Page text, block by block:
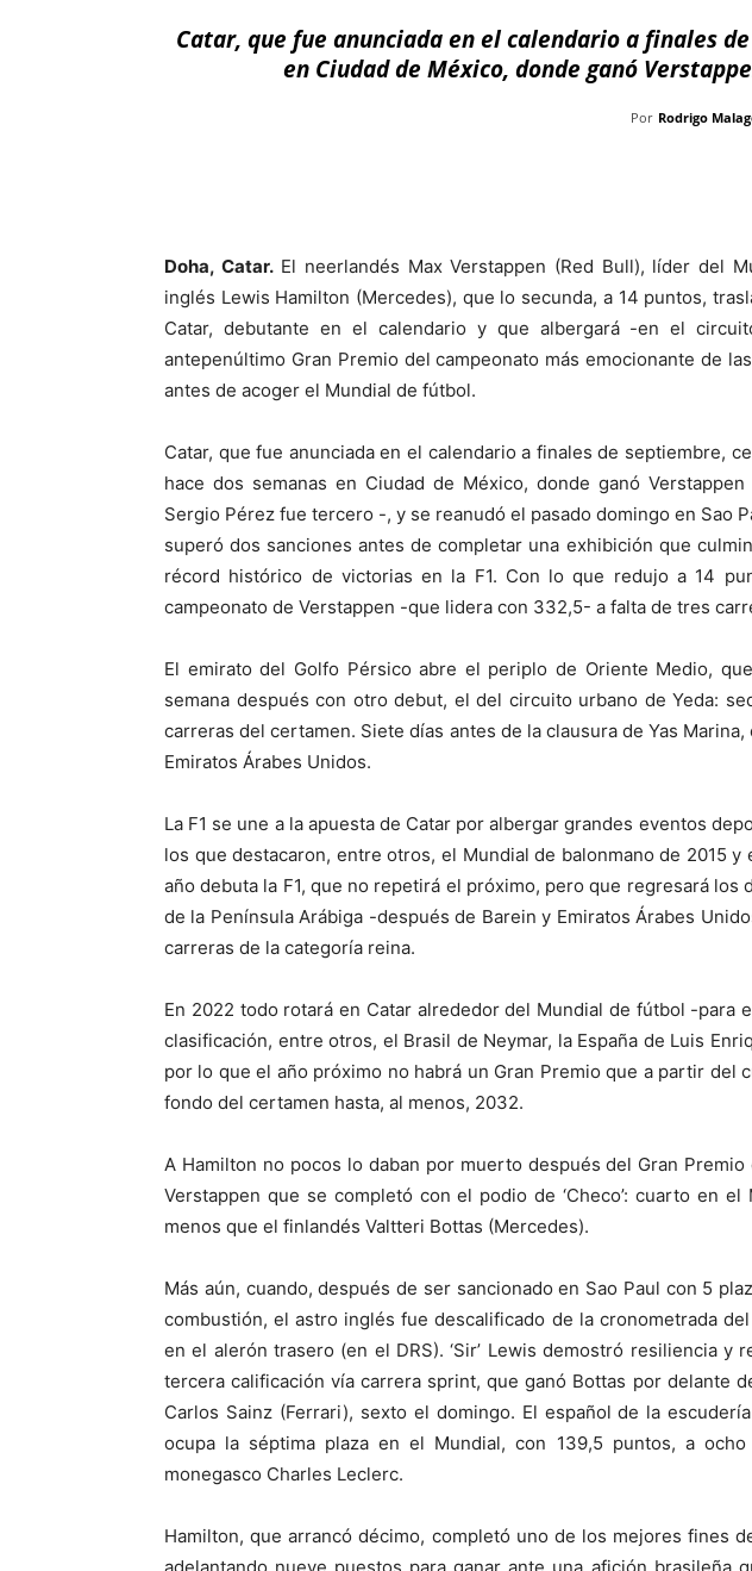
Catar, que fue anunciada en el calendario a finales
en Ciudad de México, donde ganó
Por Rodrigo
Doha, Catar.El neerlandés Max Verstappen (Red Bull), líder del
inglés Lewis Hamilton (Mercedes), que lo secunda, a 14 puntos,
Catar, debutante en el calendario y que albergará -en el
antepenúltimo Gran Premio del campeonato más emocionante de
antes de acoger el Mundial de fútbol.
Catar, que fue anunciada en el calendario a finales de septiembre,
hace dos semanas en Ciudad de México, donde ganó
Sergio Pérez fue tercero -, y se reanudó el pasado domingo en Sao
superó dos sanciones antes de completar una exhibición que
récord histórico de victorias en la F1. Con lo que redujo a 14
campeonato de Verstappen -que lidera con 332,5- a falta de tres
El emirato del Golfo Pérsico abre el periplo de Oriente Medio,
semana después con otro debut, el del circuito urbano de Yeda:
carreras del certamen. Siete días antes de la clausura de Yas
Emiratos Árabes Unidos.
La F1 se une a la apuesta de Catar por albergar grandes eventos
los que destacaron, entre otros, el Mundial de balonmano de 2015 y
año debuta la F1, que no repetirá el próximo, pero que regresará los
de la Península Arábiga -después de Barein y Emiratos Árabes
carreras de la categoría reina.
En 2022 todo rotará en Catar alrededor del Mundial de fútbol -para
clasificación, entre otros, el Brasil de Neymar, la España de Luis
por lo que el año próximo no habrá un Gran Premio que a partir del
fondo del certamen hasta, al menos, 2032.
A Hamilton no pocos lo daban por muerto después del Gran
Verstappen que se completó con el podio de ‘Checo’: cuarto en el
menos que el finlandés Valtteri Bottas (Mercedes).
Más aún, cuando, después de ser sancionado en Sao Paul con 5
combustión, el astro inglés fue descalificado de la cronometrada
en el alerón trasero (en el DRS). ‘Sir’ Lewis demostró resiliencia y
tercera calificación vía carrera sprint, que ganó Bottas por delante
Carlos Sainz (Ferrari), sexto el domingo. El español de la
ocupa la séptima plaza en el Mundial, con 139,5 puntos, a
monegasco Charles Leclerc.
Hamilton, que arrancó décimo, completó uno de los mejores fines